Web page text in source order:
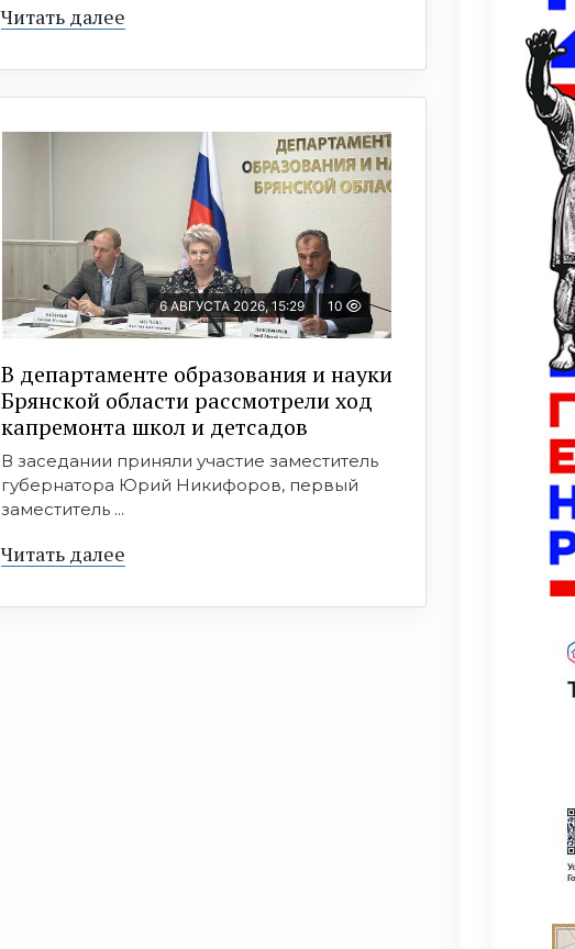
Читать далее
6 АВГУСТА 2026, 15:29 10
В департаменте образования и науки
Брянской области рассмотрели ход
капремонта школ и детсадов
В заседании приняли участие заместитель
губернатора Юрий Никифоров, первый
заместитель ...
Читать далее